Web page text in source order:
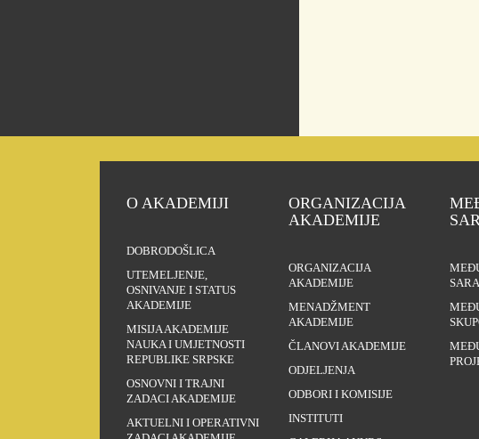
O AKADEMIJI
DOBRODOŠLICA
UTEMELJENJE,
OSNIVANJE I STATUS
AKADEMIJE
MISIJA AKADEMIJE
NAUKA I UMJETNOSTI
REPUBLIKE SRPSKE
OSNOVNI I TRAJNI
ZADACI AKADEMIJE
AKTUELNI I OPERATIVNI
ORGANIZACIJA
AKADEMIJE
ORGANIZACIJA
AKADEMIJE
MENADŽMENT
AKADEMIJE
ČLANOVI AKADEMIJE
ODJELJENJA
ODBORI I KOMISIJE
INSTITUTI